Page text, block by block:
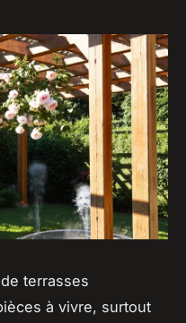
terrasses
à vivre, surtout